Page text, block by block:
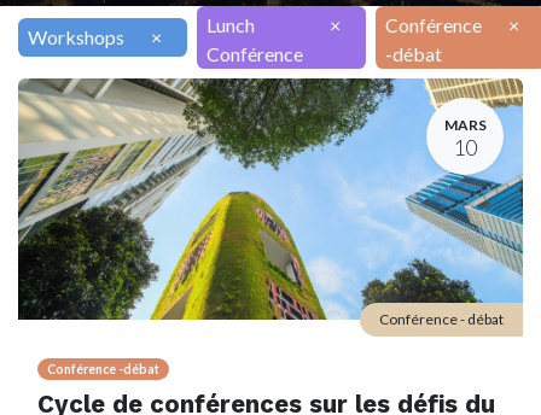
Workshops ×
Lunch
Conférence
×
Conférence
-débat
×
MARS
10
Conférence -débat
Cycle de conférences sur les défis du
Conférence - débat